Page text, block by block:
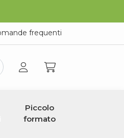
frequenti
Piccolo
formato